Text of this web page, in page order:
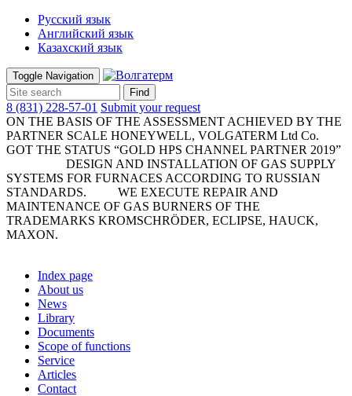
Русский язык
Английский язык
Казахский язык
Toggle Navigation
Find
8 (831) 228-57-01 Submit your request
ON THE BASIS OF THE ASSESSMENT ACHIEVED BY THE
PARTNER SCALE HONEYWELL, VOLGATERM Ltd Co.
GOT THE STATUS “GOLD HPS CHANNEL PARTNER 2019”
DESIGN AND INSTALLATION OF GAS SUPPLY
SYSTEMS FOR FURNACES ACCORDING TO RUSSIAN
STANDARDS. WE EXECUTE REPAIR AND
MAINTENANCE OF GAS BURNERS OF THE
TRADEMARKS KROMSCHRÖDER, ECLIPSE, HAUCK,
MAXON.
Index page
About us
News
Library
Documents
Scope of functions
Service
Articles
Contact